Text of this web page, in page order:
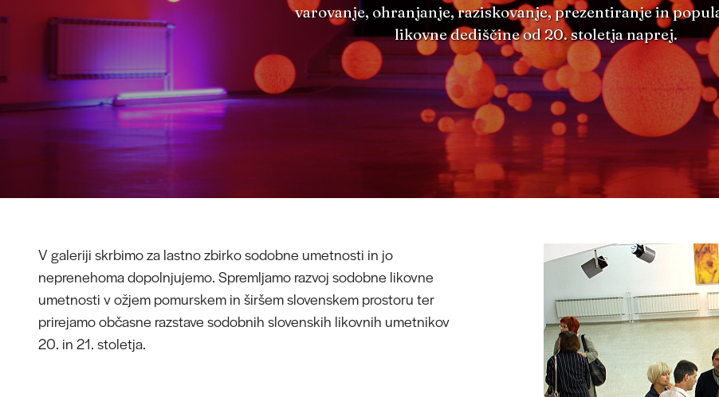
varovanje, ohranjanje, raziskovanje, prezentiranje in
likovne dediščine od 20. stoletja naprej.
V galeriji skrbimo za lastno zbirko sodobne umetnosti in jo
neprenehoma dopolnjujemo. Spremljamo razvoj sodobne likovne
umetnosti v ožjem pomurskem in širšem slovenskem prostoru ter
prirejamo občasne razstave sodobnih slovenskih likovnih umetnikov
20. in 21. stoletja.